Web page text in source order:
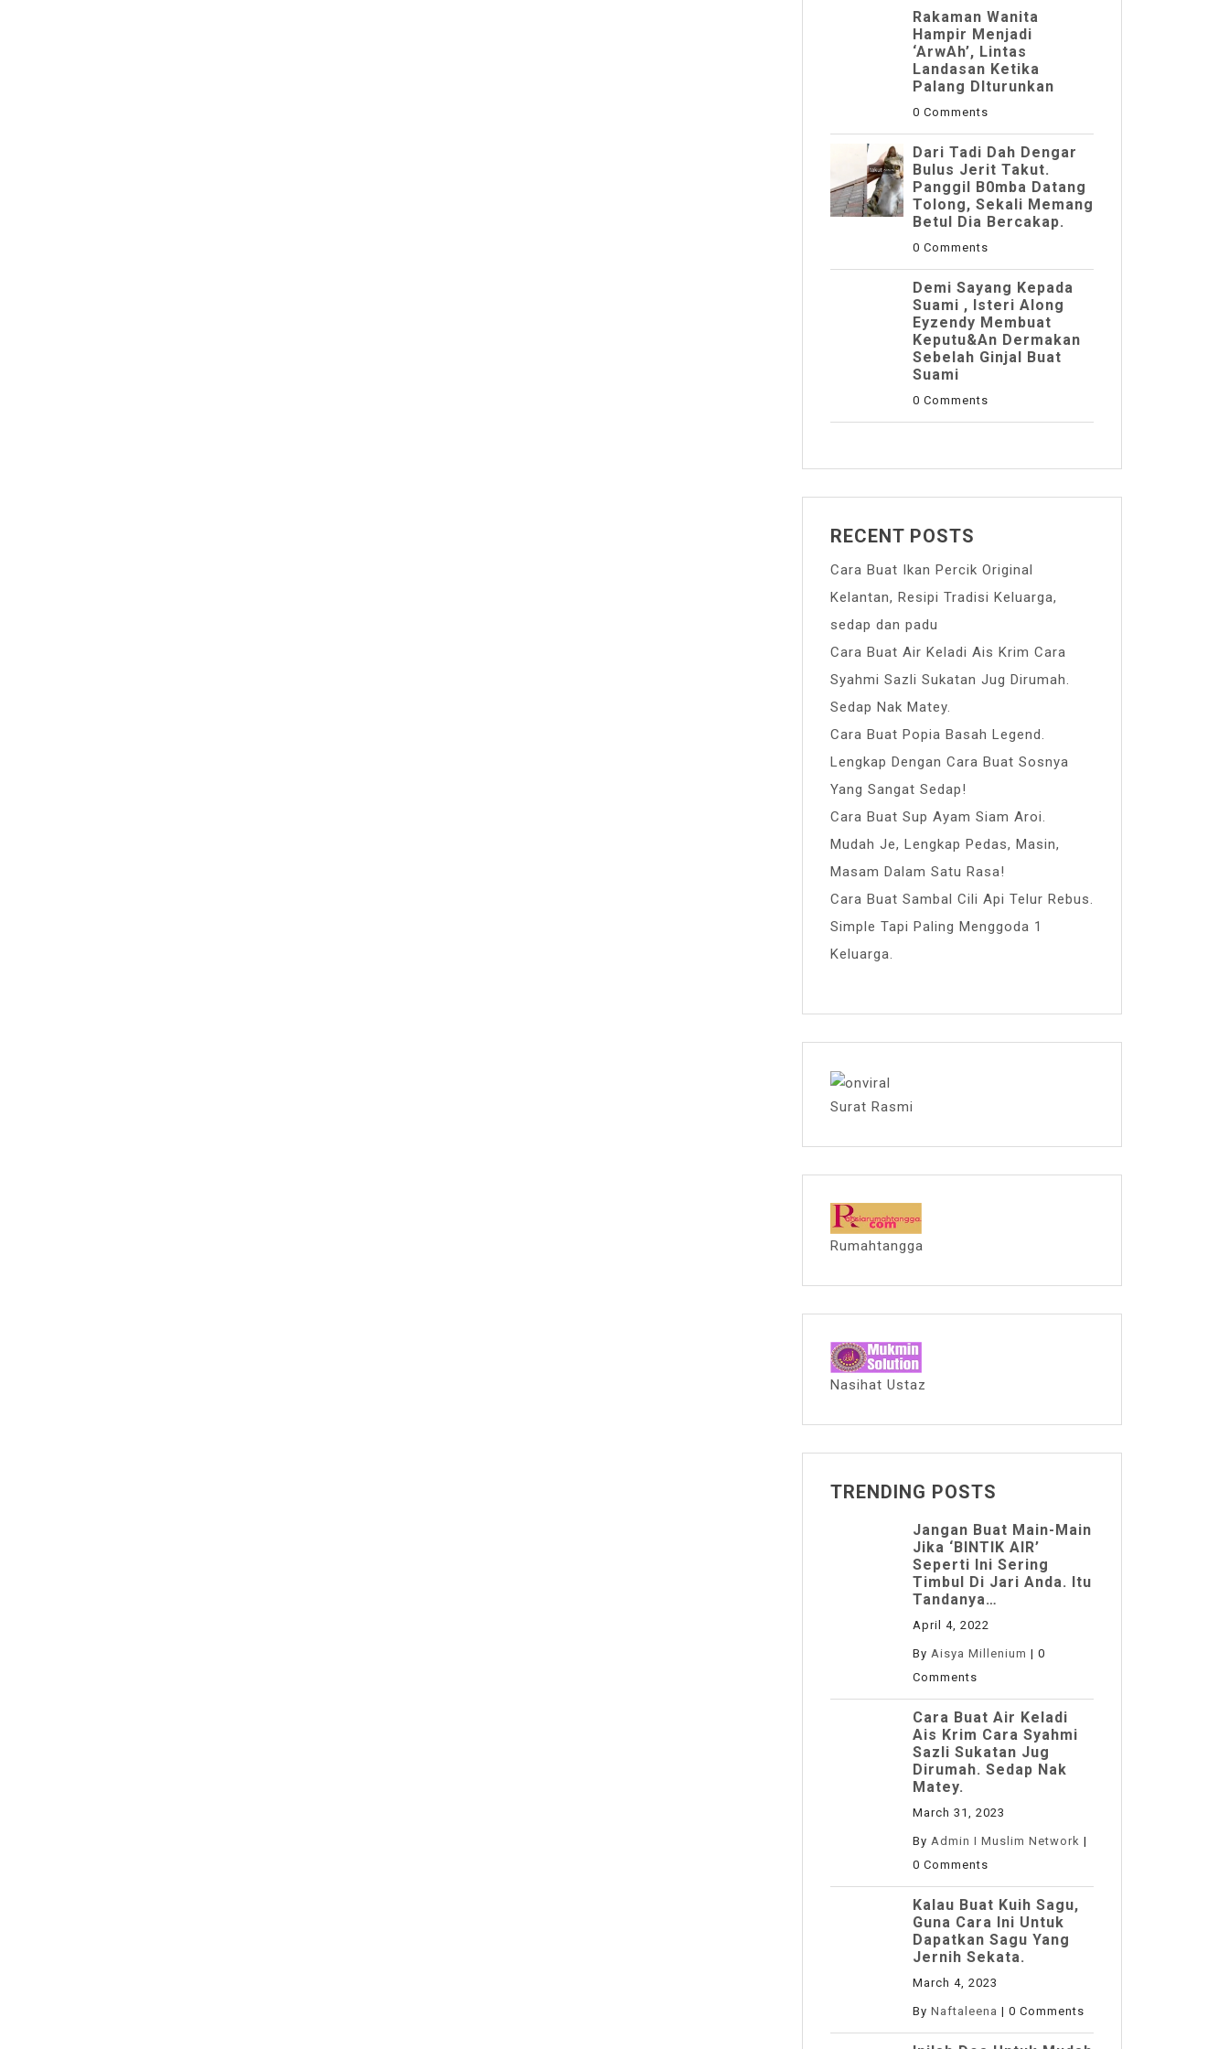
Rakaman Wanita
Hampir Menjadi
‘ArwAh’, Lintas
Landasan Ketika
Palang DIturunkan
0 Comments
Dari Tadi Dah Dengar
Bulus Jerit Takut.
Panggil B0mba Datang
Tolong, Sekali Memang
Betul Dia Bercakap.
0 Comments
Demi Sayang Kepada
Suami , Isteri Along
Eyzendy Membuat
Keputu&an Dermakan
Sebelah Ginjal Buat
Suami
0 Comments
RECENT POSTS
Cara Buat Ikan Percik Original
Kelantan, Resipi Tradisi Keluarga,
sedap dan padu
Cara Buat Air Keladi Ais Krim Cara
Syahmi Sazli Sukatan Jug Dirumah.
Sedap Nak Matey.
Cara Buat Popia Basah Legend.
Lengkap Dengan Cara Buat Sosnya
Yang Sangat Sedap!
Cara Buat Sup Ayam Siam Aroi.
Mudah Je, Lengkap Pedas, Masin,
Masam Dalam Satu Rasa!
Cara Buat Sambal Cili Api Telur Rebus.
Simple Tapi Paling Menggoda 1
Keluarga.
Surat Rasmi
Rumahtangga
Nasihat Ustaz
TRENDING POSTS
Jangan Buat Main-Main
Jika ‘BINTIK AIR’
Seperti Ini Sering
Timbul Di Jari Anda. Itu
Tandanya…
April 4, 2022
By Aisya Millenium | 0
Comments
Cara Buat Air Keladi
Ais Krim Cara Syahmi
Sazli Sukatan Jug
Dirumah. Sedap Nak
Matey.
March 31, 2023
By Admin I Muslim Network |
0 Comments
Kalau Buat Kuih Sagu,
Guna Cara Ini Untuk
Dapatkan Sagu Yang
Jernih Sekata.
March 4, 2023
By Naftaleena | 0 Comments